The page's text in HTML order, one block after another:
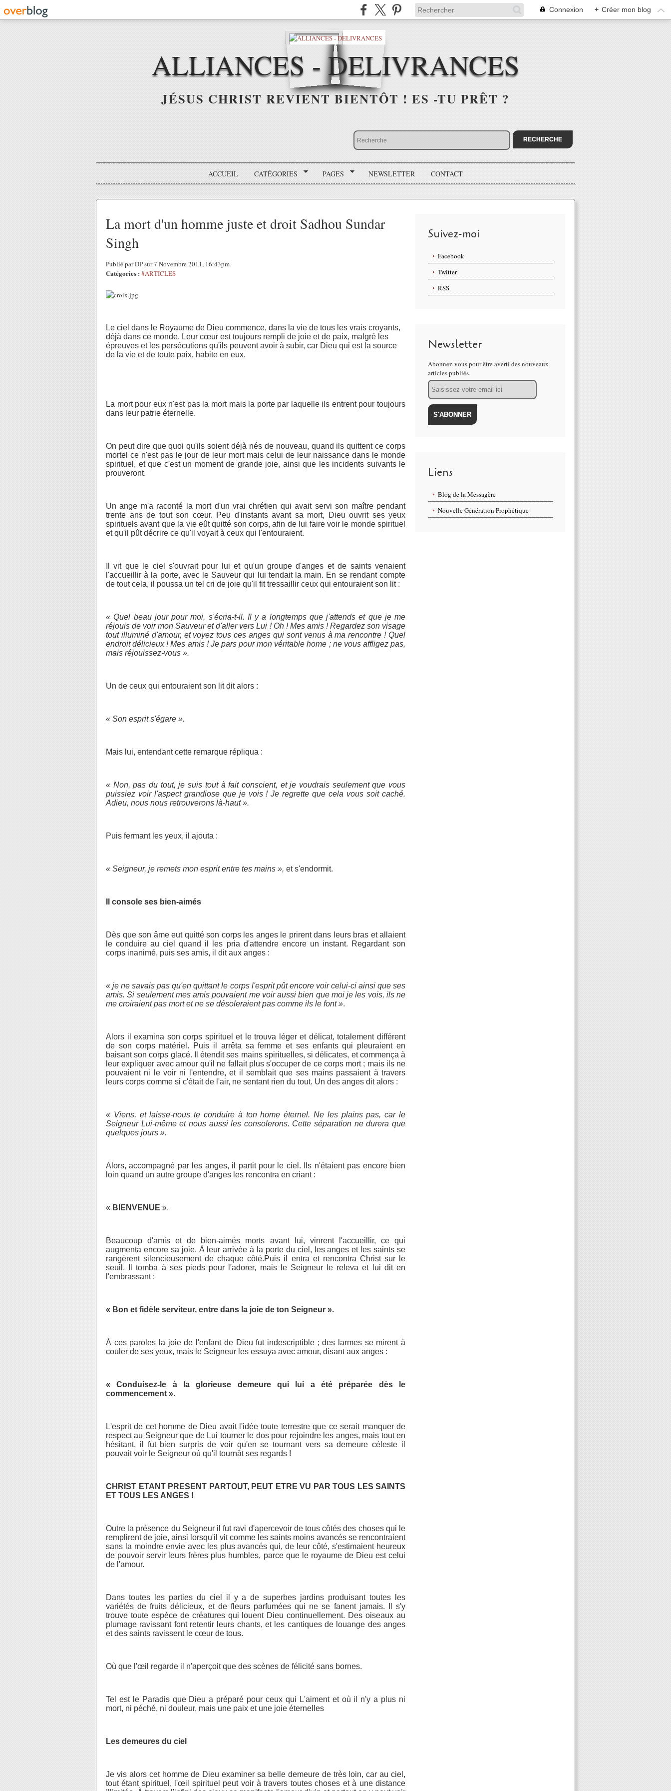
Connexion + Créer mon blog
ALLIANCES - DELIVRANCES
JÉSUS CHRIST REVIENT BIENTÔT ! ES -TU PRÊT ?
ACCUEIL CATÉGORIES PAGES NEWSLETTER CONTACT
La mort d'un homme juste et droit Sadhou Sundar
Singh
Publié par DP sur 7 Novembre 2011, 16:43pm
Catégories : #ARTICLES
Le ciel dans le Royaume de Dieu commence, dans la vie de tous les vrais croyants,
déjà dans ce monde. Leur cœur est toujours rempli de joie et de paix, malgré les
épreuves et les persécutions qu'ils peuvent avoir à subir, car Dieu qui est la source
de la vie et de toute paix, habite en eux.
La mort pour eux n'est pas la mort mais la porte par laquelle ils entrent pour toujours
dans leur patrie éternelle.
On peut dire que quoi qu'ils soient déjà nés de nouveau, quand ils quittent ce corps
mortel ce n'est pas le jour de leur mort mais celui de leur naissance dans le monde
spirituel, et que c'est un moment de grande joie, ainsi que les incidents suivants le
prouveront.
Un ange m'a raconté la mort d'un vrai chrétien qui avait servi son maître pendant
trente ans de tout son cœur. Peu d'instants avant sa mort, Dieu ouvrit ses yeux
spirituels avant que la vie eût quitté son corps, afin de lui faire voir le monde spirituel
et qu'il pût décrire ce qu'il voyait à ceux qui l'entouraient.
Il vit que le ciel s'ouvrait pour lui et qu'un groupe d'anges et de saints venaient
l'accueillir à la porte, avec le Sauveur qui lui tendait la main. En se rendant compte
de tout cela, il poussa un tel cri de joie qu'il fit tressaillir ceux qui entouraient son lit :
« Quel beau jour pour moi, s'écria-t-il. Il y a longtemps que j'attends et que je me
réjouis de voir mon Sauveur et d'aller vers Lui ! Oh ! Mes amis ! Regardez son visage
tout illuminé d'amour, et voyez tous ces anges qui sont venus à ma rencontre ! Quel
endroit délicieux ! Mes amis ! Je pars pour mon véritable home ; ne vous affligez pas,
mais réjouissez-vous ».
Un de ceux qui entouraient son lit dit alors :
« Son esprit s'égare ».
Mais lui, entendant cette remarque répliqua :
« Non, pas du tout, je suis tout à fait conscient, et je voudrais seulement que vous
puissiez voir l'aspect grandiose que je vois ! Je regrette que cela vous soit caché.
Adieu, nous nous retrouverons là-haut ».
Puis fermant les yeux, il ajouta :
« Seigneur, je remets mon esprit entre tes mains », et s'endormit.
Il console ses bien-aimés
Dès que son âme eut quitté son corps les anges le prirent dans leurs bras et allaient
le conduire au ciel quand il les pria d'attendre encore un instant. Regardant son
corps inanimé, puis ses amis, il dit aux anges :
« je ne savais pas qu'en quittant le corps l'esprit pût encore voir celui-ci ainsi que ses
amis. Si seulement mes amis pouvaient me voir aussi bien que moi je les vois, ils ne
me croiraient pas mort et ne se désoleraient pas comme ils le font ».
Alors il examina son corps spirituel et le trouva léger et délicat, totalement différent
de son corps matériel. Puis il arrêta sa femme et ses enfants qui pleuraient en
baisant son corps glacé. Il étendit ses mains spirituelles, si délicates, et commença à
leur expliquer avec amour qu'il ne fallait plus s'occuper de ce corps mort ; mais ils ne
pouvaient ni le voir ni l'entendre, et il semblait que ses mains passaient à travers
leurs corps comme si c'était de l'air, ne sentant rien du tout. Un des anges dit alors :
« Viens, et laisse-nous te conduire à ton home éternel. Ne les plains pas, car le
Seigneur Lui-même et nous aussi les consolerons. Cette séparation ne durera que
quelques jours ».
Alors, accompagné par les anges, il partit pour le ciel. Ils n'étaient pas encore bien
loin quand un autre groupe d'anges les rencontra en criant :
« BIENVENUE ».
Beaucoup d'amis et de bien-aimés morts avant lui, vinrent l'accueillir, ce qui
augmenta encore sa joie. À leur arrivée à la porte du ciel, les anges et les saints se
rangèrent silencieusement de chaque côté.Puis il entra et rencontra Christ sur le
seuil. Il tomba à ses pieds pour l'adorer, mais le Seigneur le releva et lui dit en
l'embrassant :
« Bon et fidèle serviteur, entre dans la joie de ton Seigneur ».
À ces paroles la joie de l'enfant de Dieu fut indescriptible ; des larmes se mirent à
couler de ses yeux, mais le Seigneur les essuya avec amour, disant aux anges :
« Conduisez-le à la glorieuse demeure qui lui a été préparée dès le
commencement ».
L'esprit de cet homme de Dieu avait l'idée toute terrestre que ce serait manquer de
respect au Seigneur que de Lui tourner le dos pour rejoindre les anges, mais tout en
hésitant, il fut bien surpris de voir qu'en se tournant vers sa demeure céleste il
pouvait voir le Seigneur où qu'il tournât ses regards !
CHRIST ETANT PRESENT PARTOUT, PEUT ETRE VU PAR TOUS LES SAINTS
ET TOUS LES ANGES !
Outre la présence du Seigneur il fut ravi d'apercevoir de tous côtés des choses qui le
remplirent de joie, ainsi lorsqu'il vit comme les saints moins avancés se rencontraient
sans la moindre envie avec les plus avancés qui, de leur côté, s'estimaient heureux
de pouvoir servir leurs frères plus humbles, parce que le royaume de Dieu est celui
de l'amour.
Dans toutes les parties du ciel il y a de superbes jardins produisant toutes les
variétés de fruits délicieux, et de fleurs parfumées qui ne se fanent jamais. Il s'y
trouve toute espèce de créatures qui louent Dieu continuellement. Des oiseaux au
plumage ravissant font retentir leurs chants, et les cantiques de louange des anges
et des saints ravissent le cœur de tous.
Où que l'œil regarde il n'aperçoit que des scènes de félicité sans bornes.
Tel est le Paradis que Dieu a préparé pour ceux qui L'aiment et où il n'y a plus ni
mort, ni péché, ni douleur, mais une paix et une joie éternelles
Les demeures du ciel
Je vis alors cet homme de Dieu examiner sa belle demeure de très loin, car au ciel,
tout étant spirituel, l'œil spirituel peut voir à travers toutes choses et à une distance
Suivez-moi
Facebook
Twitter
RSS
Newsletter
Abonnez-vous pour être averti des nouveaux
articles publiés.
Email
Liens
Blog de la Messagère
Nouvelle Génération Prophétique